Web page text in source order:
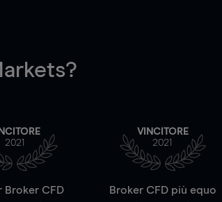
2021
Broker CFD
VINCITORE
2021
Broker CFD più equo